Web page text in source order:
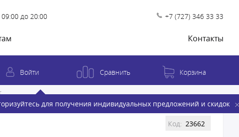
до 20:00 +7 (727) 346 33 33
Контакты
Войти
для получения индивидуальных предложений и скидок
Сравнить Корзина
Код: 23662